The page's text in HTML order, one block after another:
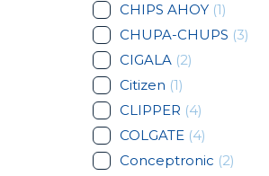
CHIPS AHOY (1)
CHUPA-CHUPS (3)
CIGALA (2)
Citizen (1)
CLIPPER (4)
COLGATE (4)
Conceptronic (2)